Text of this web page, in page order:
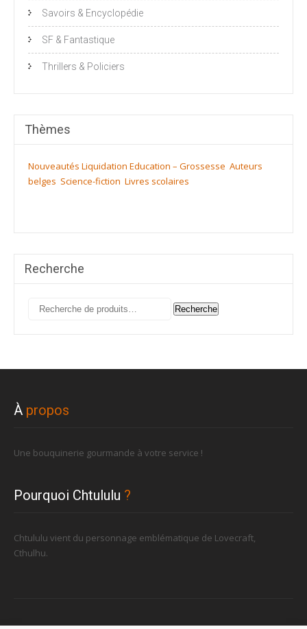
Savoirs & Encyclopédie
SF & Fantastique
Thrillers & Policiers
Thèmes
Nouveautés Liquidation Education – Grossesse Auteurs
belges Science-fiction Livres scolaires
Recherche
Recherche
Recherche
À propos
Une bouquinerie gourmande à votre service !
Pourquoi Chtululu ?
Chtululu vient du personnage emblématique de Lovecraft,
Cthulhu.